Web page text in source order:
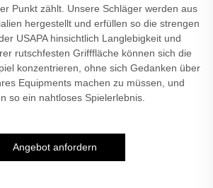
Punkt zählt. Unsere Schläger werden aus
hergestellt und erfüllen so die strengen
USAPA hinsichtlich Langlebigkeit und
rutschfesten Grifffläche können sich die
konzentrieren, ohne sich Gedanken über
Equipments machen zu müssen, und
so ein nahtloses Spielerlebnis.
Angebot anfordern